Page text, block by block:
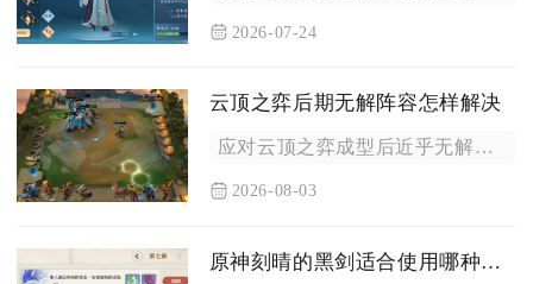
2026-07-24
云顶之弈后期无解阵容怎样解决
应对云顶之弈成型后近乎无解的后期阵容，核心解法分为三层，中期...
2026-08-03
原神刻晴的黑剑适合使用哪种圣遗物